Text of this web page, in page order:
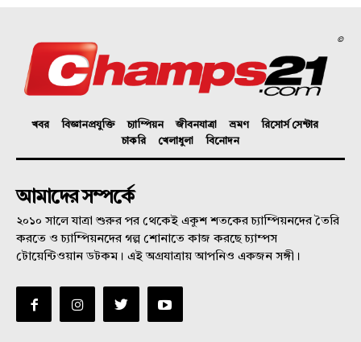
©
খবর বিজ্ঞানপ্রযুক্তি চ্যাম্পিয়ন জীবনযাত্রা ভ্রমণ
রিসোর্স সেন্টার
চাকরি
খেলাধুলা বিনোদন
আমাদের সম্পর্কে
২০১০ সালে যাত্রা শুরুর পর থেকেই একুশ শতকের চ্যাম্পিয়নদের তৈরি
করতে ও চ্যাম্পিয়নদের গল্প শোনাতে কাজ করছে চ্যাম্পস
টোয়েন্টিওয়ান ডটকম। এই অগ্রযাত্রায় আপনিও একজন সঙ্গী।